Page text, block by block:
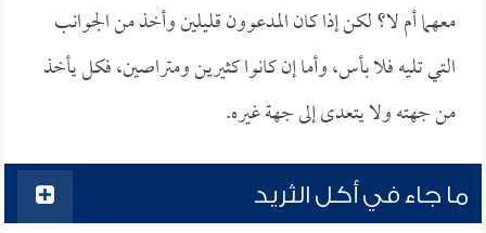
معهما أم لا؟ لكن إذا كان المدعوون قليلين وأخذ من الجوانب
التي تليه فلا بأس، وأما إن كانوا كثيرين ومتراصين، فكل يأخذ
من جهته ولا يتعدى إلى جهة غيره.
ما جاء في أكل الثريد